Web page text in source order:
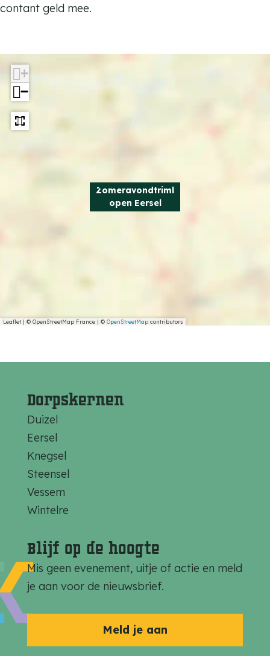
contant geld mee.
Zomeravondtriml
open Eersel
+
−
Leaflet | © OpenStreetMap France | © OpenStreetMap contributors
Dorpskernen
Duizel
Eersel
Knegsel
Steensel
Vessem
Wintelre
Blijf op de hoogte
Mis geen evenement, uitje of actie en meld
je aan voor de nieuwsbrief.
Meld je aan